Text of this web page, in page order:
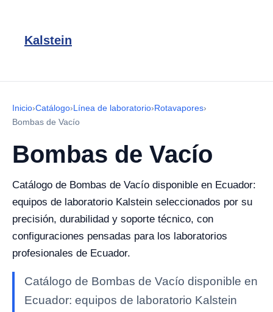
Kalstein
Inicio›Catálogo›Línea de laboratorio›Rotavapores›
Bombas de Vacío
Bombas de Vacío
Catálogo de Bombas de Vacío disponible en Ecuador:
equipos de laboratorio Kalstein seleccionados por su
precisión, durabilidad y soporte técnico, con
configuraciones pensadas para los laboratorios
profesionales de Ecuador.
Catálogo de Bombas de Vacío disponible en
Ecuador: equipos de laboratorio Kalstein